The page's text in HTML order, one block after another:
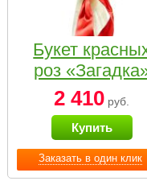
Заказать в один клик
Букет
роз
2 410 руб.
Купить